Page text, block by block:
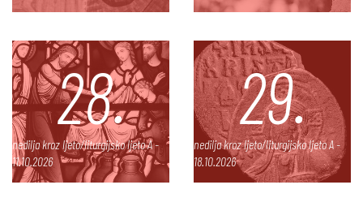
28.
nedilja kroz ljeto/liturgijsko ljeto A -
11.10.2026
29.
nedilja kroz ljeto/liturgijsko ljeto A -
18.10.2026